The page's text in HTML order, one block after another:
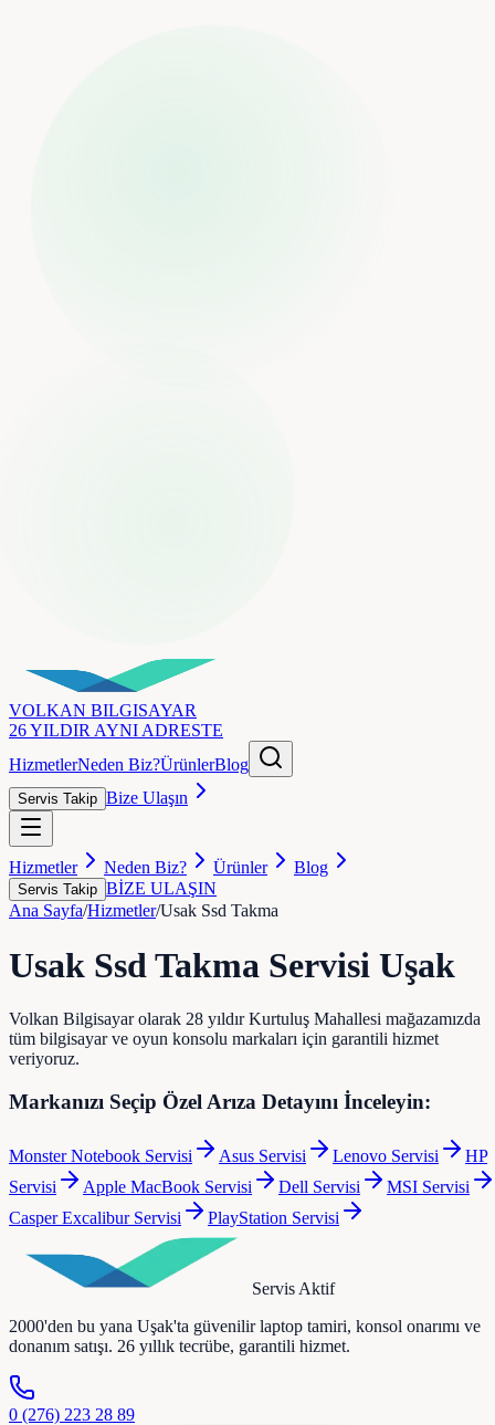
VOLKAN BILGISAYAR
26 YILDIR AYNI ADRESTE
HizmetlerNeden Biz?ÜrünlerBlog
Servis Takip Bize Ulaşın
Hizmetler Neden Biz? Ürünler Blog
Servis Takip BİZE ULAŞIN
Ana Sayfa/Hizmetler/Usak Ssd Takma
Usak Ssd Takma Servisi Uşak
Volkan Bilgisayar olarak 28 yıldır Kurtuluş Mahallesi mağazamızda
tüm bilgisayar ve oyun konsolu markaları için garantili hizmet
veriyoruz.
Markanızı Seçip Özel Arıza Detayını İnceleyin:
Monster Notebook Servisi Asus Servisi Lenovo Servisi
HP
Servisi
Apple MacBook Servisi Dell Servisi MSI Servisi
Casper ExcaliburServisi PlayStation Servisi
Servis Aktif
2000'den bu yana Uşak'ta güvenilir laptop tamiri, konsol onarımı ve
donanım satışı. 26 yıllık tecrübe, garantili hizmet.
0 (276) 223 28 89